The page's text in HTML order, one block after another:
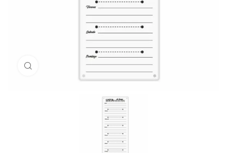
Click to enlarge